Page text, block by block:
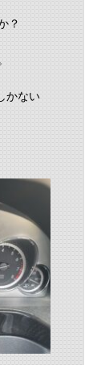
？
かない